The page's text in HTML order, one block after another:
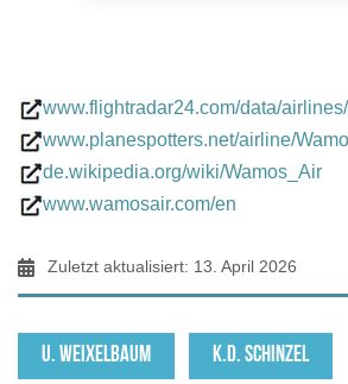
CGN 19.03.2020 Klaus D.
www.flightradar24.com/data/
www.planespotters.net/airline/
de.wikipedia.org/wiki/Wamos_Air
www.wamosair.com/en
Zuletzt aktualisiert: 13. April 2026
U. WEIXELBAUM K.D. SCHINZEL